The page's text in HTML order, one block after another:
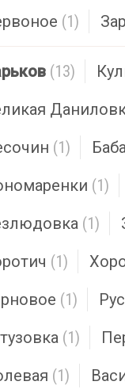
(1)
(13)
(1)
(1)
(1)
(1)
(1)
(1)
(1)